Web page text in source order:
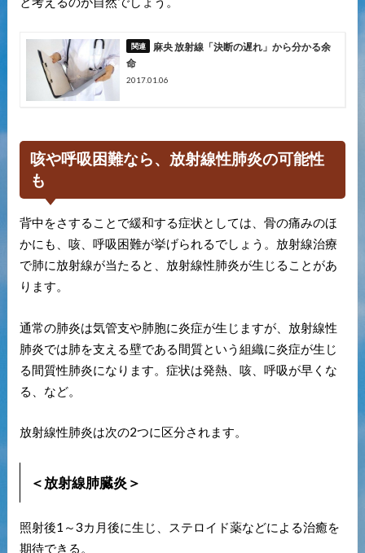
麻央 放射線「決断の遅れ」から分かる余
命
2017.01.06
咳や呼吸困難なら、放射線性肺炎の可能性
も
背中をさすることで緩和する症状としては、骨の痛みのほ
かにも、咳、呼吸困難が挙げられるでしょう。放射線治療
で肺に放射線が当たると、放射線性肺炎が生じることがあ
ります。
通常の肺炎は気管支や肺胞に炎症が生じますが、放射線性
肺炎では肺を支える壁である間質という組織に炎症が生じ
る間質性肺炎になります。症状は発熱、咳、呼吸が早くな
る、など。
放射線性肺炎は次の2つに区分されます。
＜放射線肺臓炎＞
照射後1～3カ月後に生じ、ステロイド薬などによる治癒を
期待できる。